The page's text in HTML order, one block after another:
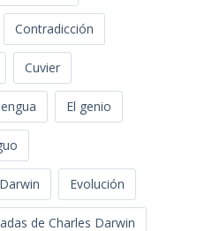
Contradicción
Cuvier
El genio
Evolución
de Charles Darwin